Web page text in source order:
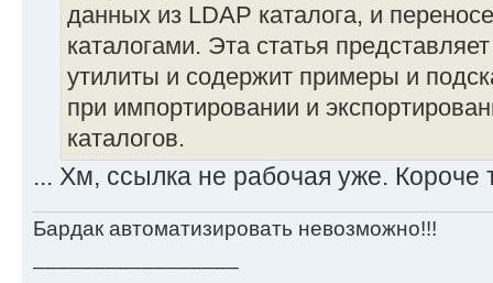
данных из LDAP каталога, и
каталогами. Эта статья
утилиты и содержит примеры и
при импортировании и
каталогов.
... Хм, ссылка не рабочая уже. Короче
Бардак автоматизировать невозможно!!!